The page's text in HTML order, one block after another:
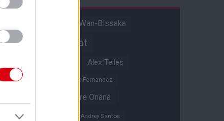
Aaron Wan-Bissaka
Akadémiai csapat
Alex Telles
Altay Bayindir Alvaro Fernandez
Andre Onana
Andreas Pereira
Andrey Santos